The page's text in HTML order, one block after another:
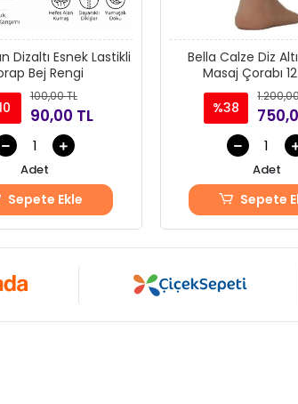
Dizaltı Esnek Lastikli
Bej Rengi
100,00 TL
90,00 TL
Adet
Sepete Ekle
Bella Calze Diz
Masaj Çorabı
%38
Adet
Sepete